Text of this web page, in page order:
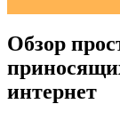
Обзор
интернет